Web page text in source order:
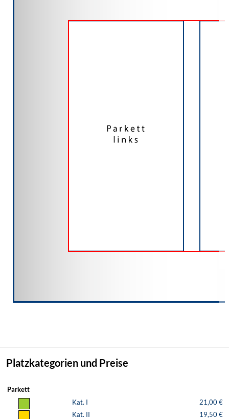
Platzkategorien und Preise
Parkett
Kat. I
21,00 €
Kat. II
19,50 €